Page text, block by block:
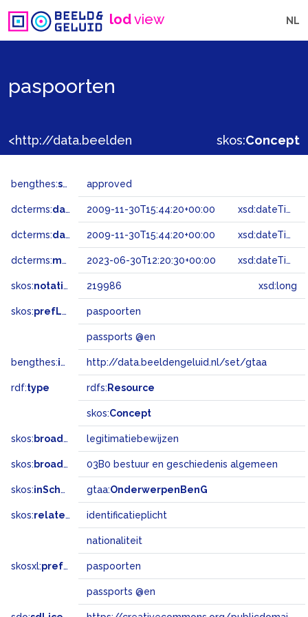
lodview NL
paspoorten
skos:Concept
bengthes:status approved
dcterms:dateAccepted 2009-11-30T15:44:20+00:00 xsd:dateTime
dcterms:dateSubmitted 2009-11-30T15:44:20+00:00 xsd:dateTime
dcterms:modified 2023-06-30T12:20:30+00:00 xsd:dateTime
skos:notation 219986 xsd:long
skos:prefLabel paspoorten
passports @en
bengthes:inSet http://data.beeldengeluid.nl/set/gtaa
rdf:type rdfs: Resource
skos:Concept
skos: broader legitimatiebewijzen
skos: broadMatch 03B0 bestuur en geschiedenis algemeen
skos:inScheme gtaa:OnderwerpenBenG
skos:related identificatieplicht
nationaliteit
skosxl:prefLabel paspoorten
passports @en